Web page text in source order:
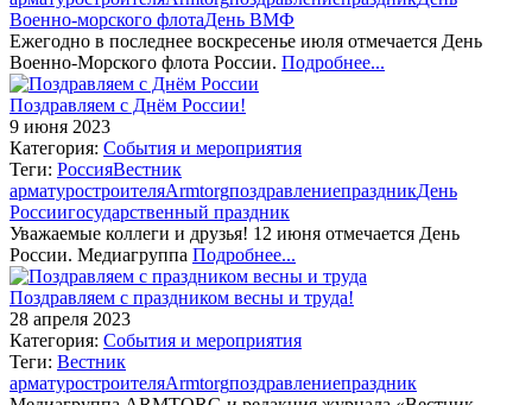
Военно-морского флотаДень ВМФ
Ежегодно в последнее воскресенье июля отмечается День
Военно-Морского флота России. Подробнее...
Поздравляем с Днём России!
9 июня 2023
Категория: События и мероприятия
Теги: РоссияВестник
арматуростроителяArmtorgпоздравлениепраздникДень
Россиигосударственный праздник
Уважаемые коллеги и друзья! 12 июня отмечается День
России. Медиагруппа Подробнее...
Поздравляем с праздником весны и труда!
28 апреля 2023
Категория: События и мероприятия
Теги: Вестник
арматуростроителяArmtorgпоздравлениепраздник